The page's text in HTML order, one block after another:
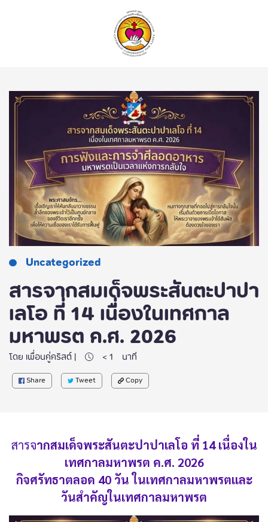
Uncategorized
สารจากสมเด็จพระสันตะปาปา
เลโอ ที่ 14 เนื่องในเทศกาล
มหาพรต ค.ศ. 2026
โดย เพื่อนคู่คริสต์ | < 1 นาที
Share Tweet Copy
สารจากสมเด็จพระสันตะปาปาเลโอ ที่ 14 เนื่องใน
เทศกาลมหาพรต ค.ศ. 2026
กิจศรัทธาตลอด 40 วัน ในเทศกาลมหาพรตและ
วันสำคัญในเทศกาลมหาพรต